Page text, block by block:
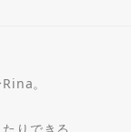
。